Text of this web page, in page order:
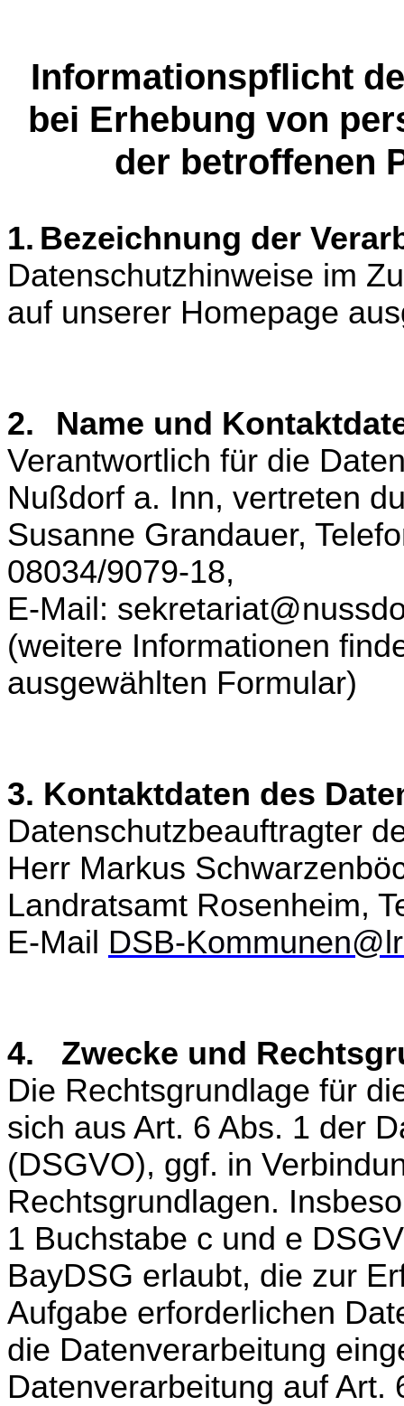
Informationspflicht
bei Erhebung von
der betroffenen
1. Bezeichnung der
Datenschutzhinweise im
auf unserer Homepage
2.
Name und
Verantwortlich für die
Nußdorf a. Inn, vertreten
Susanne Grandauer,
08034/9079-18,
E-Mail:
(weitere Informationen
ausgewählten Formular)
3. Kontaktdaten des
Datenschutzbeauftragter
Herr Markus
Landratsamt Rosenheim,
E-Mail DSB-
4. Zwecke und
Die Rechtsgrundlage für
sich aus Art. 6 Abs. 1 der
(DSGVO), ggf. in
Rechtsgrundlagen.
1 Buchstabe c und e
BayDSG erlaubt, die zur
Aufgabe erforderlichen
die Datenverarbeitung
Datenverarbeitung auf Art.